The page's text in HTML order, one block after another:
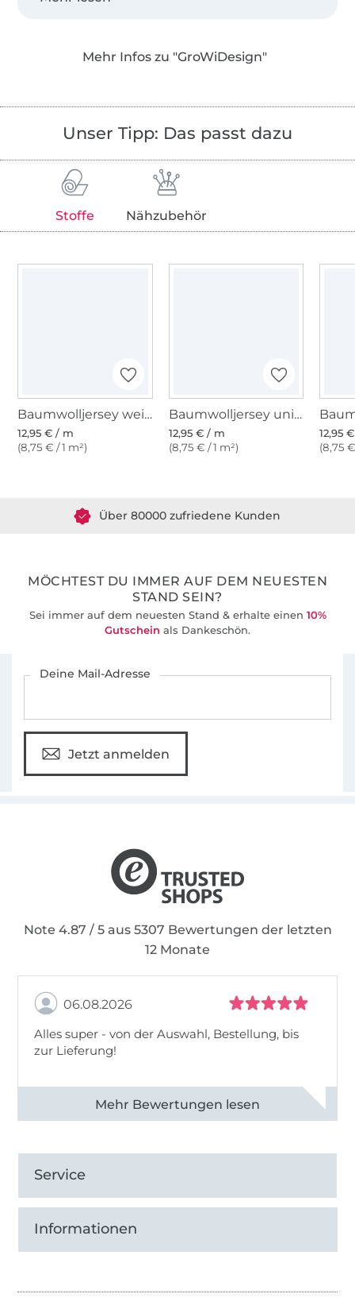
Applikationen, Stickdateien ... und mach dir
Mehr Infos zu "GroWiDesign"
Unser Tipp: Das passt dazu
Stoffe Nähzubehör
Baumwolljersey weiß
12,95 € / m
(8,75 € / 1 m²)
Baumwolljersey uni, schwarz
12,95 € / m
(8,75 € / 1 m²)
12,95
(8,75
MÖCHTEST DU IMMER AUF DEM NEUESTEN
STAND SEIN?
Sei immer auf dem neuesten Stand & erhalte einen 10%
Gutschein als Dankeschön.
Deine Mail-Adresse
Jetzt anmelden
Note 4.87 / 5 aus 5307 Bewertungen der letzten
12 Monate
06.08.2026
Alles super - von der Auswahl, Bestellung, bis
zur Lieferung!
Alle 82968 Bewertungen ansehen
Service
Informationen